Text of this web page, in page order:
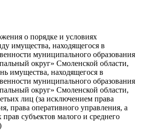
о порядке и условиях
имущества, находящегося в
муниципального образования
округ» Смоленской области,
имущества, находящегося в
муниципального образования
округ» Смоленской области,
лиц (за исключением права
права оперативного управления, а
субъектов малого и среднего